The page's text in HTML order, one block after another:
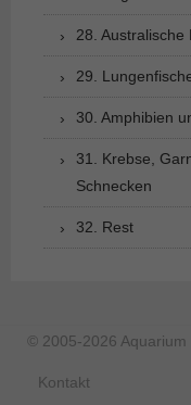
28. Australische
29.
30. Amphibien
31. Krebse,
Schnecken
32. Rest
© 2005-2026
Kontakt